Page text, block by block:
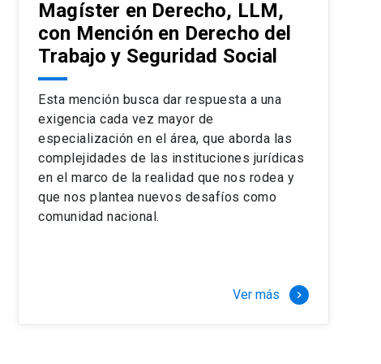
Magíster en Derecho, LLM,
con Mención en Derecho del
Trabajo y Seguridad Social
Esta mención busca dar respuesta a una
exigencia cada vez mayor de
especialización en el área, que aborda las
complejidades de las instituciones jurídicas
en el marco de la realidad que nos rodea y
que nos plantea nuevos desafíos como
comunidad nacional.
Ver más keyboard_arrow_right